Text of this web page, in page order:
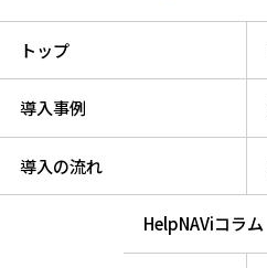
トップ
導入事例
導入の流れ
HelpNAViコラム